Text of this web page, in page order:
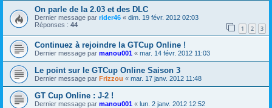
On parle de la 2.03 et des DLC
Dernier message par rider46 « dim. 19 févr. 2012 02:03
Réponses : 44 1 2 3
Continuez à rejoindre la GTCup Online !
Dernier message par manou001 « mar. 14 févr. 2012 11:03
Le point sur le GTCup Online Saison 3
Dernier message par Frizzou « mar. 17 janv. 2012 11:48
GT Cup Online : J-2 !
Dernier message par manou001 « lun. 2 janv. 2012 12:52